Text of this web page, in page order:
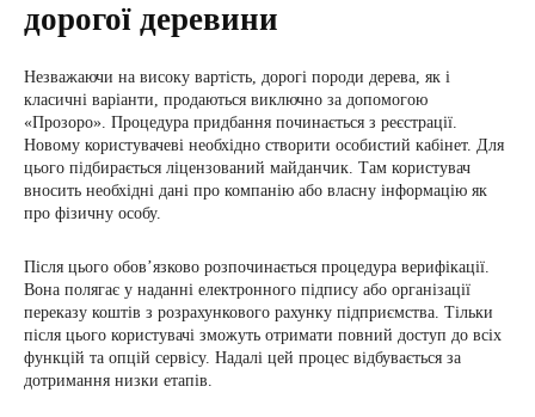
дорогої деревини
Незважаючи на високу вартість, дорогі породи дерева, як і
класичні варіанти, продаються виключно за допомогою
«Прозоро». Процедура придбання починається з реєстрації.
Новому користувачеві необхідно створити особистий кабінет. Для
цього підбирається ліцензований майданчик. Там користувач
вносить необхідні дані про компанію або власну інформацію як
про фізичну особу.
Після цього обов’язково розпочинається процедура верифікації.
Вона полягає у наданні електронного підпису або організації
переказу коштів з розрахункового рахунку підприємства. Тільки
після цього користувачі зможуть отримати повний доступ до всіх
функцій та опцій сервісу. Надалі цей процес відбувається за
дотримання низки етапів.